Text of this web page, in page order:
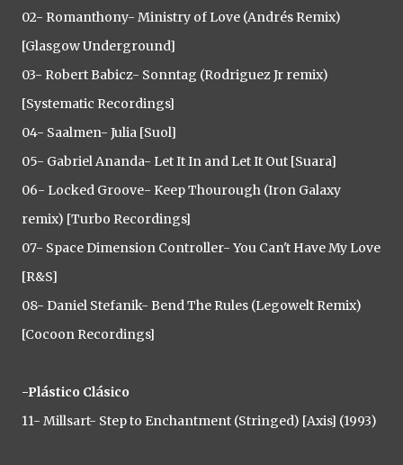
02- Romanthony- Ministry of Love (Andrés Remix)
[Glasgow Underground]
03- Robert Babicz- Sonntag (Rodriguez Jr remix)
[Systematic Recordings]
04- Saalmen- Julia [Suol]
05- Gabriel Ananda- Let It In and Let It Out [Suara]
06- Locked Groove- Keep Thourough (Iron Galaxy
remix) [Turbo Recordings]
07- Space Dimension Controller- You Can't Have My Love
[R&S]
08- Daniel Stefanik- Bend The Rules (Legowelt Remix)
[Cocoon Recordings]
-Plástico Clásico
11- Millsart- Step to Enchantment (Stringed) [Axis] (1993)